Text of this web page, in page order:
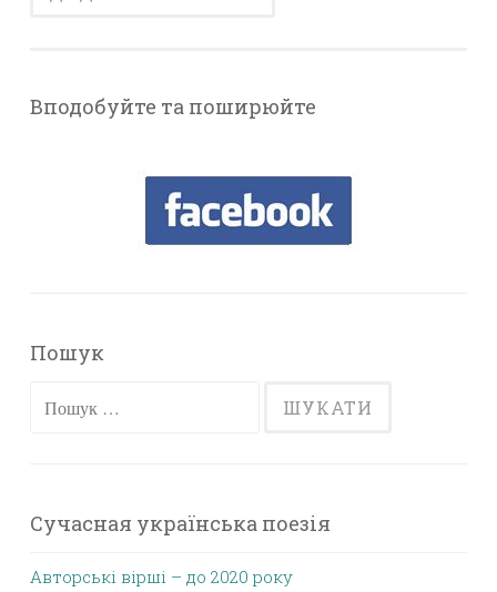
Вподобуйте та поширюйте
Пошук
Пошук:
Сучасная українська поезія
Авторські вірші – до 2020 року